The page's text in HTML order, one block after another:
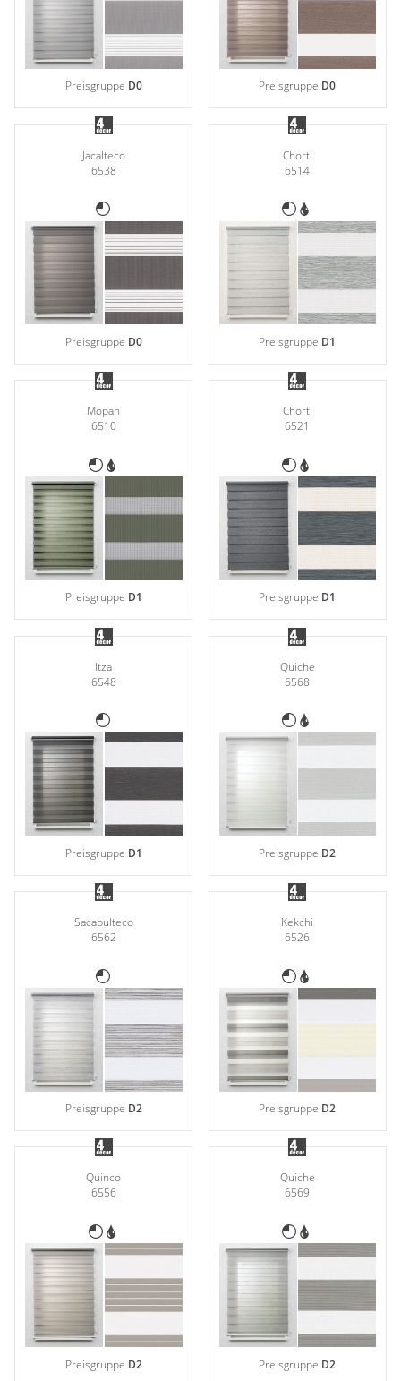
Preisgruppe D0 Preisgruppe D0
Jacalteco
6538
Preisgruppe D0
Chorti
6514
Preisgruppe D1
Mopan
6510
Preisgruppe D1
Chorti
6521
Preisgruppe D1
Itza
6548
Preisgruppe D1
Quiche
6568
Preisgruppe D2
Sacapulteco
6562
Preisgruppe D2
Kekchi
6526
Preisgruppe D2
Quinco
6556
Preisgruppe D2
Quiche
6569
Preisgruppe D2